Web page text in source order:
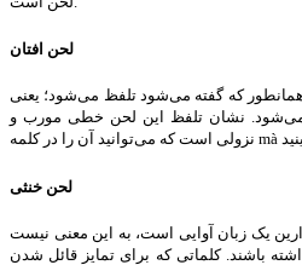
لحن افتان
که گفته می‌شود تلفظ می‌شود؛ یعنی
می‌شود. نشان تلفظ این لحن خطی مورب و
لحن خنثی
یک زبان آوایی است، به این معنی نیست
باشند. کلماتی که برای تمایز قائل شدن